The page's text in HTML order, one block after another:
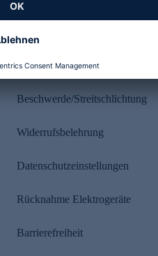
Rechtliches
Beschwerde/Streitschlichtung
Widerrufsbelehrung
Datenschutzeinstellungen
Rücknahme Elektrogeräte
Barrierefreiheit